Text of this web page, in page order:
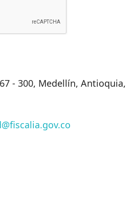
- 300, Medellín, Antioquia,